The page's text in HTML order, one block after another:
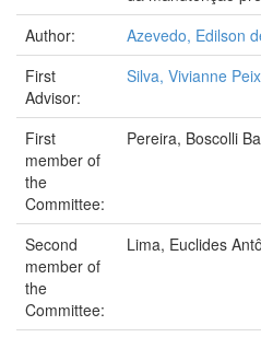
Author:
Azevedo, Edilson
First
Advisor:
Silva, Vivianne
First
member of
the
Committee:
Pereira, Boscolli
Second
member of
the
Committee:
Lima, Euclides